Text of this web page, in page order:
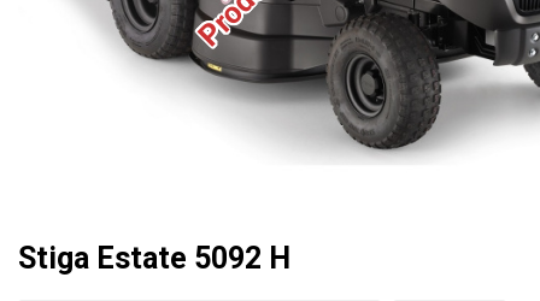
Akumulátorové sekačky
Robotické sekačky
Benzínové křovinořezy a vyžínače
Stiga Estate 5092 H